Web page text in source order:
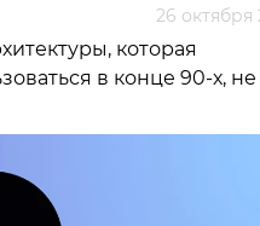
26 октября
которая
в конце 90-х, не